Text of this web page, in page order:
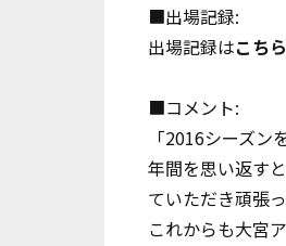
■出場記録:
出場記録はこちら
■コメント:
「2016シーズ
年間を思い返す
ていただき頑張
これからも大宮